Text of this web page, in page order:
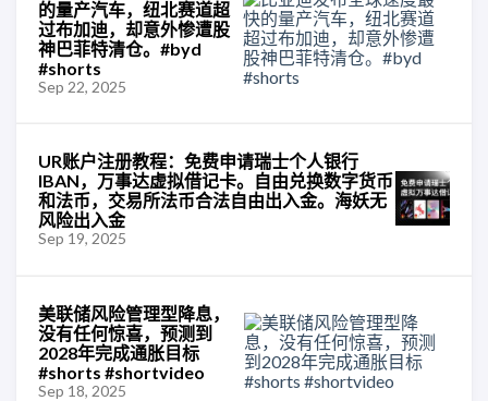
的量产汽车，纽北赛道超
过布加迪，却意外惨遭股
神巴菲特清仓。#byd
#shorts
Sep 22, 2025
UR账户注册教程：免费申请瑞士个人银行
IBAN，万事达虚拟借记卡。自由兑换数字货币
和法币，交易所法币合法自由出入金。海妖无
风险出入金
Sep 19, 2025
美联储风险管理型降息，
没有任何惊喜，预测到
2028年完成通胀目标
#shorts #shortvideo
Sep 18, 2025